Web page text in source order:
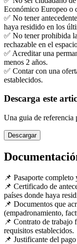
Económico Europeo o
✅ No tener
haya residido en los
✅ No tener prohibida
rechazable en el
✅ Acreditar una
menos 2 años.
✅ Contar con una
establecidos.
Descarga este
Una guia de referencia
Descargar
📌 Pasaporte completo
📌 Certificado de
países donde haya
📌 Documentos que
(empadronamiento,
📌 Contrato de trabajo
requisitos establecidos.
📌 Justificante del